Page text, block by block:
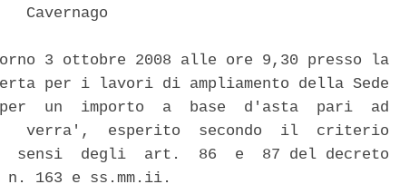
Cavernago
3 ottobre 2008 alle ore 9,30 presso la
per i lavori di ampliamento della Sede
per  un  importo  a  base  d'asta  pari  ad
verra',  esperito  secondo  il  criterio
degli  art.  86  e  87 del decreto
163 e ss.mm.ii.